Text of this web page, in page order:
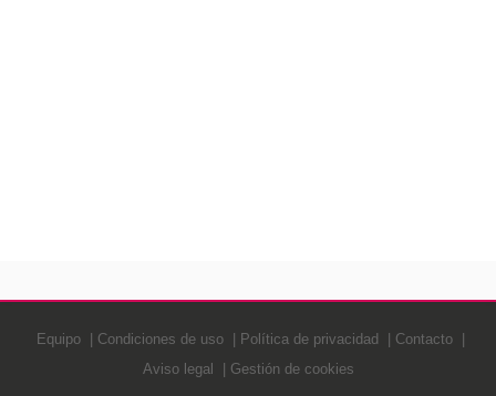
Equipo Condiciones de uso Política de privacidad
Contacto
Aviso legal
Gestión de cookies